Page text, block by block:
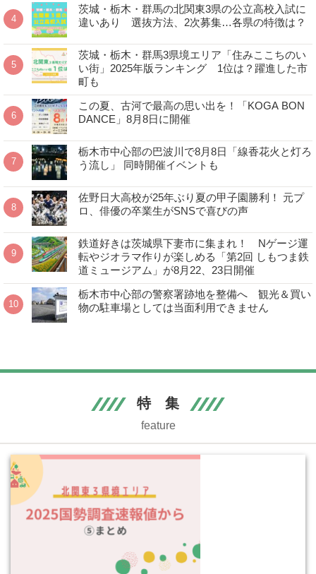
茨城・栃木・群馬の北関東3県の公立高校入試に
違いあり 選抜方法、2次募集…各県の特徴は？
茨城・栃木・群馬3県境エリア「住みここちのい
い街」2025年版ランキング 1位は？躍進した市
町も
この夏、古河で最高の思い出を！「KOGA BON
DANCE」8月8日に開催
栃木市中心部の巴波川で8月8日「線香花火と灯ろ
う流し」 同時開催イベントも
佐野日大高校が25年ぶり夏の甲子園勝利！ 元プ
ロ、俳優の卒業生がSNSで喜びの声
鉄道好きは茨城県下妻市に集まれ！ Nゲージ運
転やジオラマ作りが楽しめる「第2回 しもつま鉄
道ミュージアム」が8月22、23日開催
栃木市中心部の警察署跡地を整備へ 観光＆買い
物の駐車場としては当面利用できません
特 集
feature